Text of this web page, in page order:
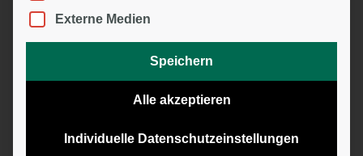
Fachreferent (m/w/d) im Bereich
Komposit
Sachbearbeiter (m/w/d) Versicherungen
Fachreferent (m/w/d) für Lebens- und
Externe Medien
Speichern
Alle akzeptieren
Individuelle Datenschutzeinstellungen